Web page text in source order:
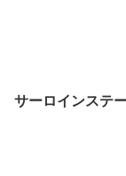
サーロインステ